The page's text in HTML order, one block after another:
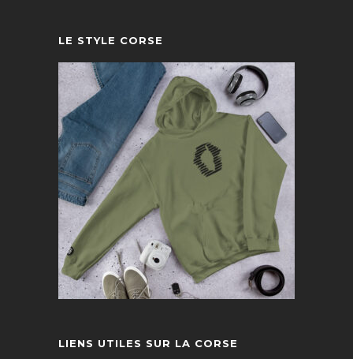
LE STYLE CORSE
LIENS UTILES SUR LA CORSE